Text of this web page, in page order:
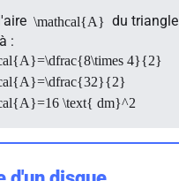
\mathcal{A} du triangle
:
4}{2}
\text{ dm}^2